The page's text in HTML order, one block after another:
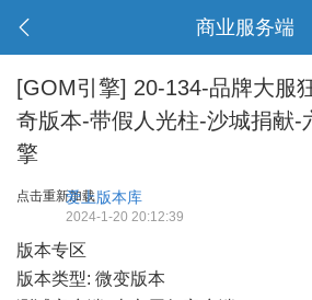
商业服务端
[GOM引擎] 20-134-品牌大服
奇版本-带假人光柱-沙城捐献-
擎
点击重新加载爱上版本库
2024-1-20 20:12:39
版本专区
版本类型: 微变版本